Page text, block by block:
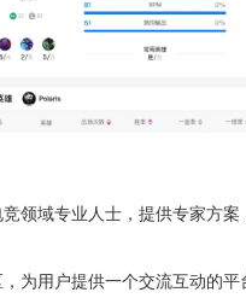
领域专业人士，提供专家方
为用户提供一个交流互动的